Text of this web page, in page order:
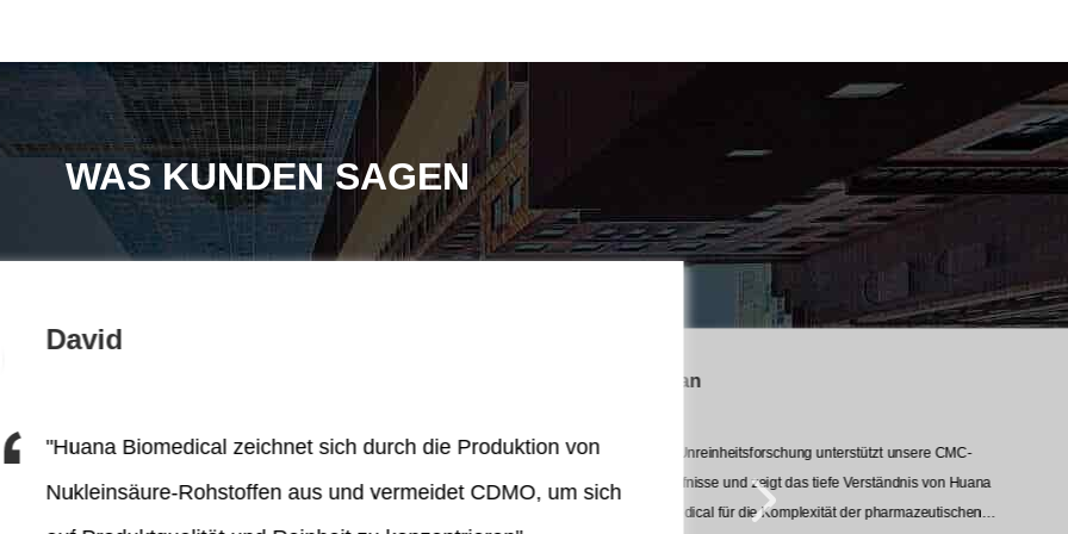
WAS KUNDEN SAGEN
David
"Huana Biomedical zeichnet sich durch die Produktion von
Nukleinsäure-Rohstoffen aus und vermeidet CDMO, um sich
Susan
"Ihre Unreinheitsforschung unterstützt unsere CMC-
Bedürfnisse und zeigt das tiefe Verständnis von Huana
Biomedical für die Komplexität der pharmazeutischen
"Die Anlage von Huana Biomedical
Standards und verbindet